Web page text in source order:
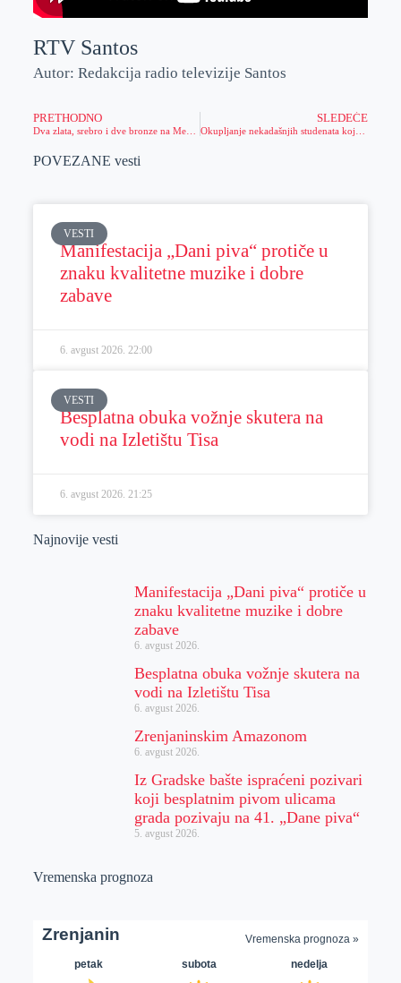
RTV Santos
Autor: Redakcija radio televizije Santos
PRETHODNO
Dva zlata, srebro i dve bronze na Međunarodnoj ilindenskoj regati na Ohridu
SLEDEĆE
POVEZANE vesti
VESTI
Manifestacija „Dani piva“ protiče u
znaku kvalitetne muzike i dobre
zabave
6. avgust 2026. 22:00
VESTI
Besplatna obuka vožnje skutera na
vodi na Izletištu Tisa
6. avgust 2026. 21:25
Najnovije vesti
Manifestacija „Dani piva“ protiče u
znaku kvalitetne muzike i dobre
zabave
6. avgust 2026.
Besplatna obuka vožnje skutera na
vodi na Izletištu Tisa
6. avgust 2026.
Zrenjaninskim Amazonom
6. avgust 2026.
Iz Gradske bašte ispraćeni pozivari
koji besplatnim pivom ulicama
grada pozivaju na 41. „Dane piva“
5. avgust 2026.
Vremenska prognoza